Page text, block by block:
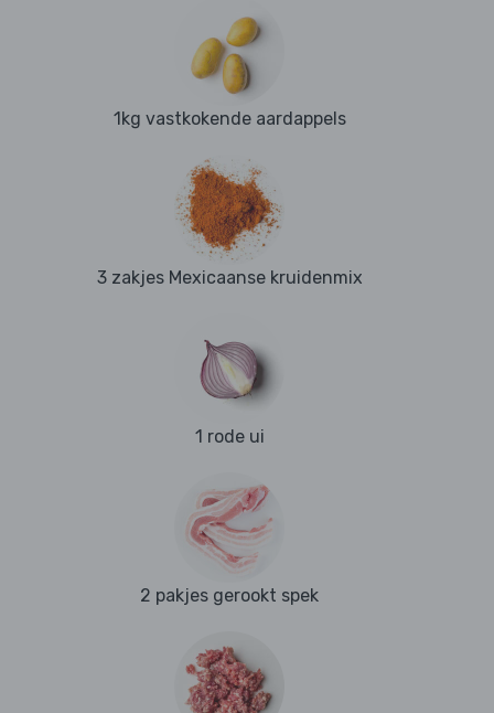
1kg vastkokende aardappels
3 zakjes Mexicaanse kruidenmix
1 rode ui
2 pakjes gerookt spek